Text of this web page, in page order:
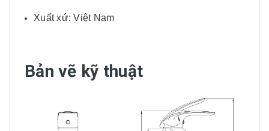
Xuất xứ: Việt Nam
Bản vẽ kỹ thuật